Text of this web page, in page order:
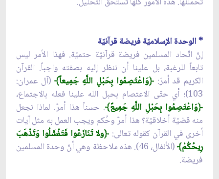
* الوحدة الإسلاميّة فريضة قرآنيّة
إنّ اتّحاد المسلمين فريضة قرآنيّة حتميّة. فهذا الأمر ليس
تابعاً للرغبة، بل علينا أن ننظر إليه بصفته واجباً. القرآن
الكريم قد أمرَ:﴿وَاعْتَصِمُوا بِحَبْلِ اللَّهِ جَمِيعاً﴾(آل عمران:
103)؛ أي حتّى الاعتصام بحبل الله علينا فعله بالاجتماع،
﴿وَاعْتَصِمُوا بِحَبْلِ اللَّهِ جَمِيعً﴾. حسناً هذا أمرٌ. لماذا نجعل
منه قضيّة أخلاقيّة؟ هذا أمرٌ وحُكم ويجب العمل به مثل آيات
أخرى في القرآن كقوله تعالى: ﴿ولا تَنَازَعُوا فَتَفْشَلُوا وَتَذْهَبَ
رِيحُكُمْ﴾
(الأنفال، 46). هذه ملاحظة وهي أنّ وحدة المسلمين
فريضة.